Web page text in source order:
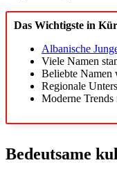
Das Wichtigste in
Albanische
Viele Namen
Beliebte Namen
Regionale
Moderne
Bedeutsame